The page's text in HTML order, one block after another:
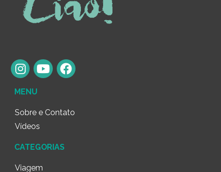
MENU
Sobre e Contato
Vídeos
CATEGORIAS
Viagem